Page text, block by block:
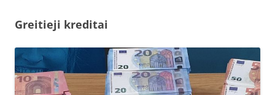
Greitieji kreditai